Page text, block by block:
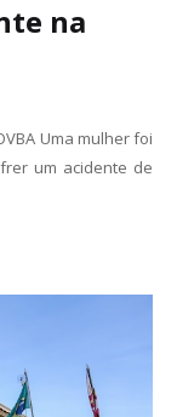
na
Uma mulher foi
um acidente de